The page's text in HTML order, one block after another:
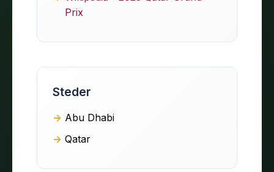
Prix
Steder
Abu Dhabi
Qatar